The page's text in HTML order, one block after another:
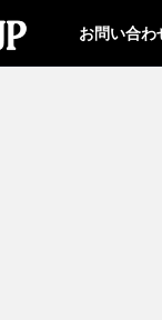
お問い合わ